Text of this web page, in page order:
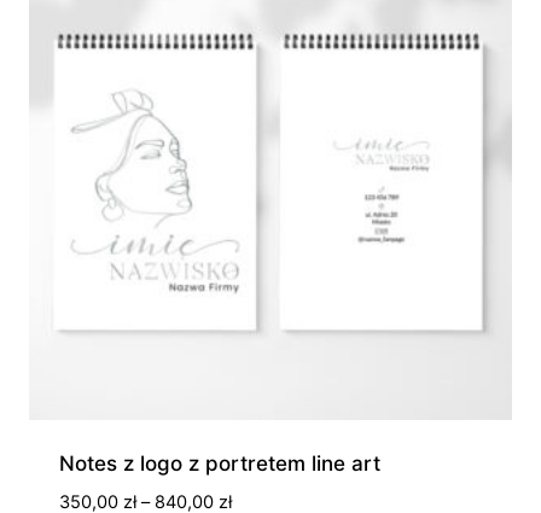
Notes z logo z portretem line art
350,00 zł – 840,00 złZakres